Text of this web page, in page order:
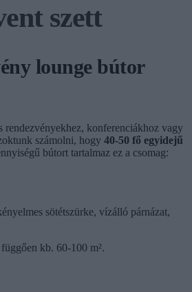
szett
lounge bútor
rendezvényekhez, konferenciákhoz vagy
számolni, hogy 40-50 fő egyidejű
bútort tartalmaz ez a csomag:
sötétszürke, vízálló párnázat,
kb. 60-100 m².